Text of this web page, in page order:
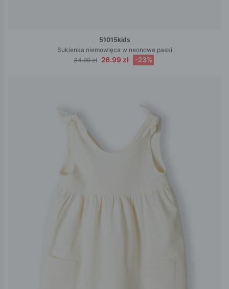
51015kids
Sukienka niemowlęca w neonowe paski
34.99 zł
26.99 zł -23%